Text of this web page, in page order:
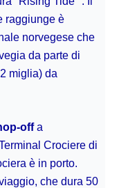
raggiunge è
norvegese che
da parte di
miglia) da
offa
Crociere di
è in porto.
che dura 50